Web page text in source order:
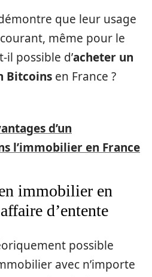
que leur usage
même pour le
il possible d’acheter un
Bitcoins en France ?
d’un
l’immobilier en France
immobilier en
d’entente
possible
avec n’importe